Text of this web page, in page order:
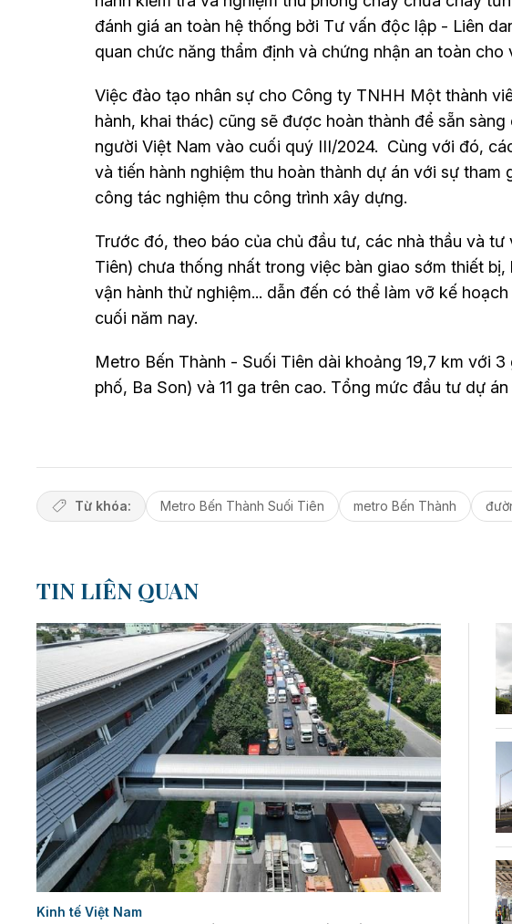
đánh giá an toàn hệ thống bởi Tư vấn độc lập - Liên
quan chức năng thẩm định và chứng nhận an toàn cho
Việc đào tạo nhân sự cho Công ty TNHH Một thành
hành, khai thác) cũng sẽ được hoàn thành để sẵn
người Việt Nam vào cuối quý III/2024. Cùng với đó,
và tiến hành nghiệm thu hoàn thành dự án với sự
công tác nghiệm thu công trình xây dựng.
Trước đó, theo báo của chủ đầu tư, các nhà thầu và tư
Tiên) chưa thống nhất trong việc bàn giao sớm thiết
vận hành thử nghiệm... dẫn đến có thể làm vỡ kế
cuối năm nay.
Metro Bến Thành - Suối Tiên dài khoảng 19,7 km với
phố, Ba Son) và 11 ga trên cao. Tổng mức đầu tư dự
Từ khóa: Metro Bến Thành Suối Tiên metro Bến Thành
TIN LIÊN QUAN
Kinh tế Việt Nam